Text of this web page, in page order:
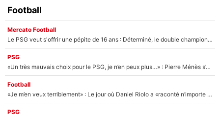
Football
Mercato Football
Le PSG veut s'offrir une pépite de 16 ans : Déterminé, le double champion d'Europe en titre est prêt à lâcher 40M€ pour celui que l'on compare déjà à Vinicius Jr !
PSG
«Un très mauvais choix pour le PSG, je n’en peux plus…» : Pierre Ménès s’est complètement trompé avec Luis Enrique et ces déclarations le prouvent !
Football
«Je m’en veux terriblement» : Le jour où Daniel Riolo a «raconté n’importe quoi» dans l'After Foot !
PSG